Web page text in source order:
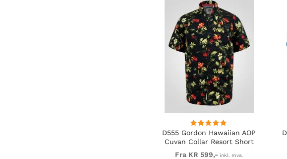
D555 Gordon Hawaiian AOP
Cuvan Collar Resort Short
Sleeve Black
Fra KR 599,- inkl. mva.